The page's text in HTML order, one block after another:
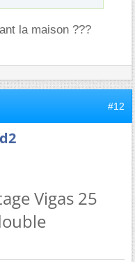
la maison ???
#12
Vigas 25